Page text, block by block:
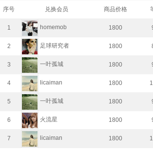
序号 兑换会员 商品价格
1 homemob 1800
2 足球研究者 1800
3 一叶孤城 1800
4 licaiman 1800
5 一叶孤城 1800
6 火流星 1800
7 licaiman 1800